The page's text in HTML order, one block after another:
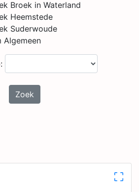
Broek in Waterland
Heemstede
Suderwoude
Algemeen
Zoek